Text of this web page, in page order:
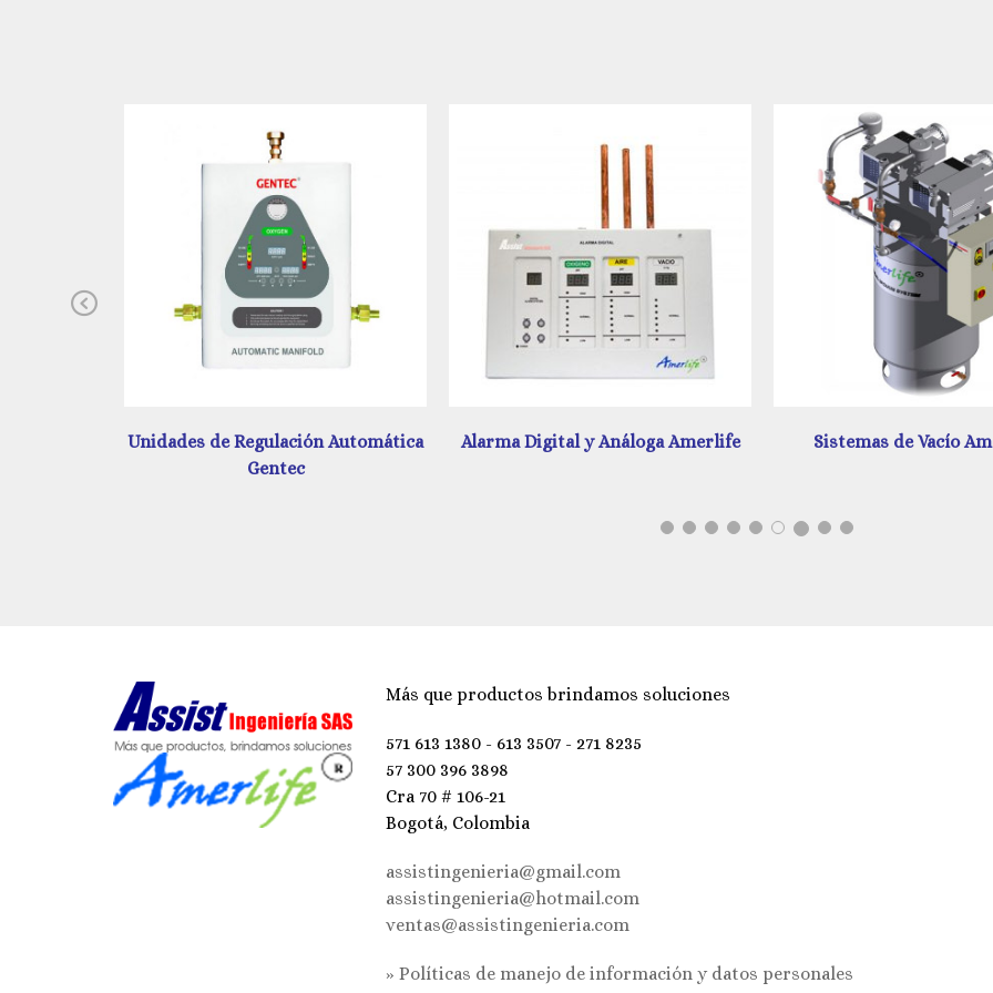
Previous
Alarma Digital y Análoga Amerlife Sistemas de Vacío Amerlife Unidad de Regulación
Más que productos brindamos soluciones
571 613 1380 - 613 3507 - 271 8235
57 300 396 3898
Cra 70 # 106-21
Bogotá, Colombia
assistingenieria@gmail.com
assistingenieria@hotmail.com
ventas@assistingenieria.com
» Políticas de manejo de información y datos personales